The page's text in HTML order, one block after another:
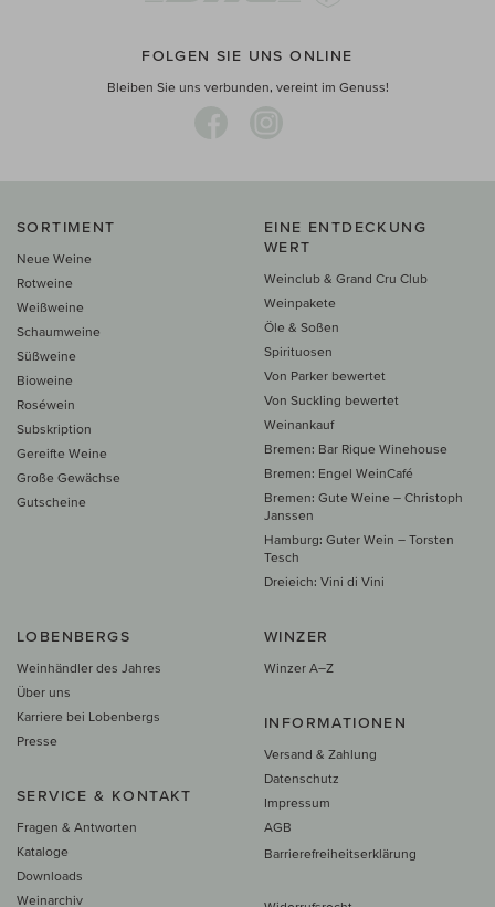
FOLGEN SIE UNS ONLINE
Bleiben Sie uns verbunden, vereint im Genuss!
SORTIMENT
Neue Weine
Rotweine
Weißweine
Schaumweine
Süßweine
Bioweine
Roséwein
Subskription
Gereifte Weine
Große Gewächse
Gutscheine
EINE ENTDECKUNG
WERT
Weinclub & Grand Cru Club
Weinpakete
Öle & Soßen
Spirituosen
Von Parker bewertet
Von Suckling bewertet
Weinankauf
Bremen: Bar Rique Winehouse
Bremen: Engel WeinCafé
Bremen: Gute Weine – Christoph
Janssen
Hamburg: Guter Wein – Torsten
Tesch
Dreieich: Vini di Vini
LOBENBERGS
Weinhändler des Jahres
Über uns
Karriere bei Lobenbergs
Presse
SERVICE & KONTAKT
Fragen & Antworten
Kataloge
Downloads
Weinarchiv
WINZER
Winzer A–Z
INFORMATIONEN
Versand & Zahlung
Datenschutz
Impressum
AGB
Barrierefreiheitserklärung